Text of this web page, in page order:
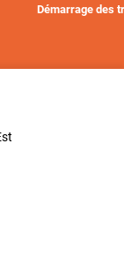
Démarrage des